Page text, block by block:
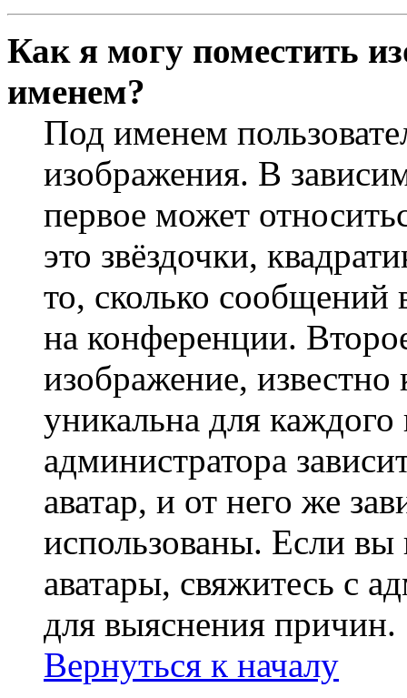
Как я могу поместить
именем?
Под именем
изображения. В
первое может
это звёздочки,
то, сколько сообщений
на конференции.
изображение,
уникальна для каждого
администратора
аватар, и от него же
использованы. Если вы
аватары, свяжитесь с
для выяснения причин.
Вернуться к началу